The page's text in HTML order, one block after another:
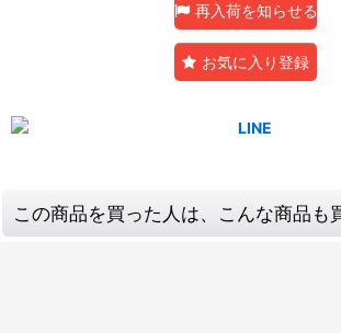
再入荷を知らせる
お気に入り登録
この商品を買った人は、こんな商品も